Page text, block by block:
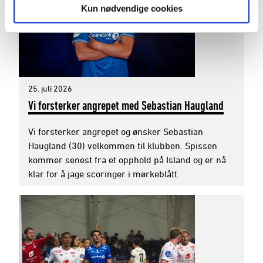
Kun nødvendige cookies
25. juli 2026
Vi forsterker angrepet med Sebastian Haugland
Vi forsterker angrepet og ønsker Sebastian
Haugland (30) velkommen til klubben. Spissen
kommer senest fra et opphold på Island og er nå
klar for å jage scoringer i mørkeblått.